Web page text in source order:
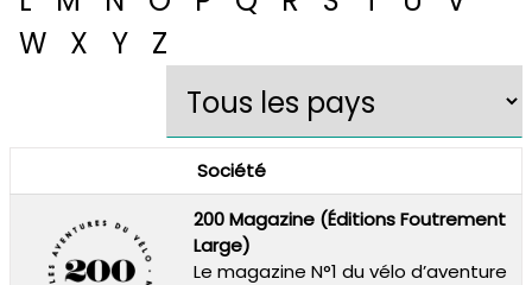
W
X Y Z
Société
200 Magazine (Éditions Foutrement
Large)
Le magazine N°1 du vélo d’aventure